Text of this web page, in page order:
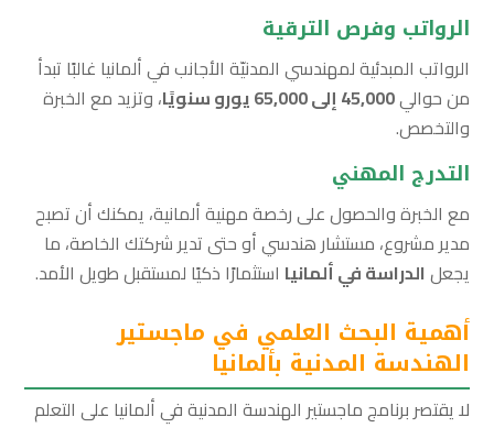
الرواتب وفرص الترقية
الرواتب المبدئية لمهندسي المدنيّة الأجانب في ألمانيا غالبًا تبدأ
من حوالي45,000 إلى 65,000 يورو سنويًا
، وتزيد مع الخبرة
والتخصص.
التدرج المهني
مع الخبرة والحصول على رخصة مهنية ألمانية، يمكنك أن تصبح
مدير مشروع، مستشار هندسي أو حتى تدير شركتك الخاصة، ما
يجعل الدراسة في ألمانيا استثمارًا ذكيًا لمستقبل طويل الأمد.
أهمية البحث العلمي في ماجستير
الهندسة المدنية بألمانيا
لا يقتصر برنامج ماجستير الهندسة المدنية في ألمانيا على التعلم